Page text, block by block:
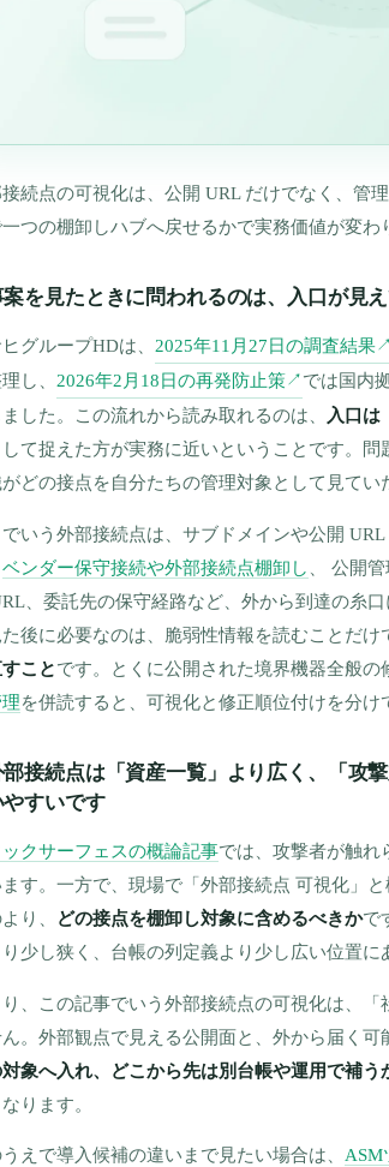
続点の可視化は、公開 URL だけでなく、管
一つの棚卸しハブへ戻せるかで実務価値が変わ
案を見たときに問われるのは、入口が見
グループHDは、 2025年11月27日の調査結果↗
し、 2026年2月18日の再発防止策↗ では国内
した。この流れから読み取れるのは、 入口は
して捉えた方が実務に近いということです。問
どの接点を自分たちの管理対象として見てい
でいう外部接続点は、サブドメインや公開 URL
ベンダー保守接続や外部接続点棚卸し
、 公開
、委託先の保守経路など、外から到達の糸
た後に必要なのは、脆弱性情報を読むことだけ
ことです。とくに公開された境界機器全般の
を併読すると、可視化と修正順位付けを分け
部接続点は「資産一覧」より広く、「攻
やすいです
クサーフェスの概論記事では、攻撃者が触れ
す。一方で、現場で「外部接続点 可視化」
り、
どの接点を棚卸し対象に含めるべきかで
少し狭く、台帳の列定義より少し広い位置に
、この記事でいう外部接続点の可視化は、
ん。外部観点で見える公開面と、外から届く可
象へ入れ、どこから先は別台帳や運用で補う
ります。
えで導入候補の違いまで見たい場合は、 ASM